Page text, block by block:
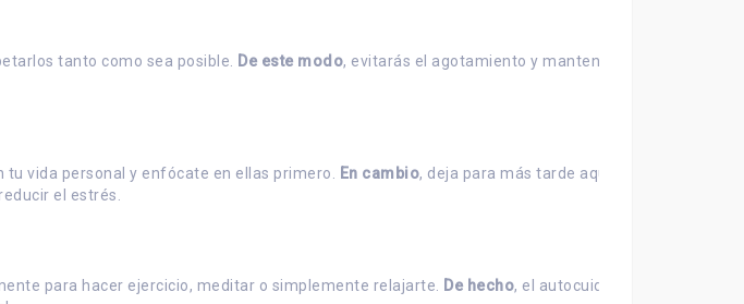
tanto como sea posible. De este modo, evitarás el agotamiento y mantendrás una
vida personal y enfócate en ellas primero. En cambio, deja para más tarde aquellas menos
el estrés.
para hacer ejercicio, meditar o simplemente relajarte. De hecho, el autocuidado es